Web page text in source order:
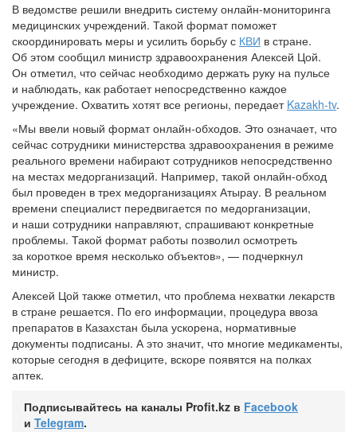
В ведомстве решили внедрить систему онлайн-мониторинга
медицинских учреждений. Такой формат поможет
скоординировать меры и усилить борьбу с КВИ в стране.
Об этом сообщил министр здравоохранения Алексей Цой.
Он отметил, что сейчас необходимо держать руку на пульсе
и наблюдать, как работает непосредственно каждое
учреждение. Охватить хотят все регионы, передает Kazakh-tv.
«Мы ввели новый формат онлайн-обходов. Это означает, что
сейчас сотрудники министерства здравоохранения в режиме
реального времени набирают сотрудников непосредственно
на местах медорганизаций. Например, такой онлайн-обход
был проведен в трех медорганизациях Атырау. В реальном
времени специалист передвигается по медорганизации,
и наши сотрудники направляют, спрашивают конкретные
проблемы. Такой формат работы позволил осмотреть
за короткое время несколько объектов», — подчеркнул
министр.
Алексей Цой также отметил, что проблема нехватки лекарств
в стране решается. По его информации, процедура ввоза
препаратов в Казахстан была ускорена, нормативные
документы подписаны. А это значит, что многие медикаменты,
которые сегодня в дефиците, вскоре появятся на полках
аптек.
Подписывайтесь на каналы Profit.kz в Facebook
и Telegram.